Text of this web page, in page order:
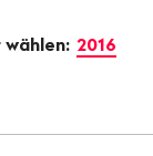
wählen: 2016